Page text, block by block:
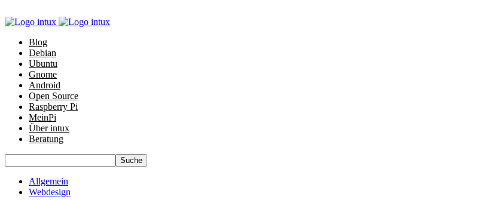
Blog
Debian
Ubuntu
Gnome
Android
Open Source
Raspberry Pi
MeinPi
Über intux
Beratung
Allgemein
Webdesign